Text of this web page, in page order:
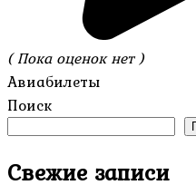
( Пока оценок нет )
Авиабилеты
Поиск
Свежие записи